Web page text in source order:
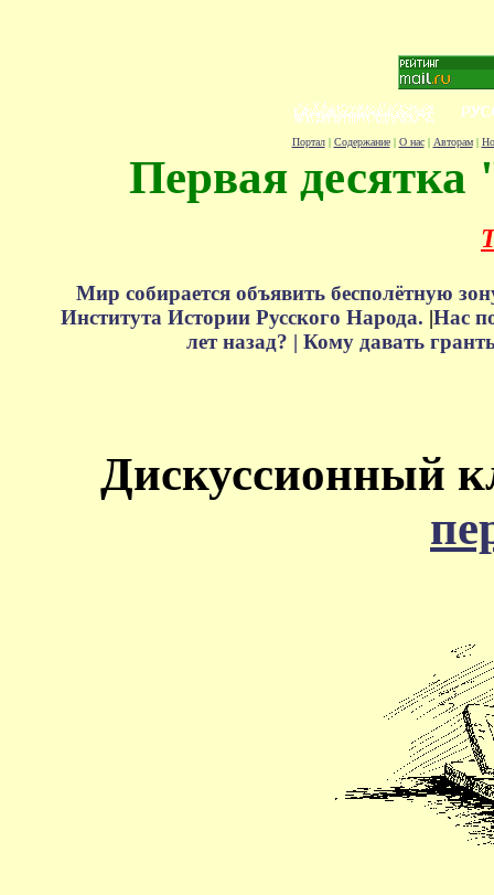
Портал| Содержание| О нас| Авторам|
Первая десятка
Мир собирается объявить бесполётную
Института Истории Русского Народа. |Нас
лет назад? | Кому давать
Дискуссионный